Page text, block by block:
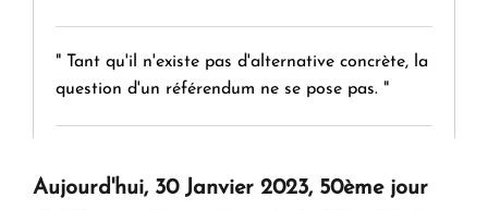
" Tant qu'il n'existe pas d'alternative concrète, la
question d'un référendum ne se pose pas. "
en Arménie
Aujourd'hui, 30 Janvier 2023, 50ème jour